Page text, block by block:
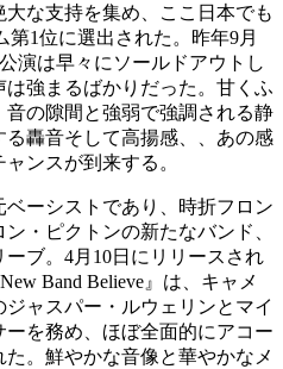
な支持を集め、ここ日本でも
第1位に選出された。昨年9月
演は早々にソールドアウトし
強まるばかりだった。甘くふ
の隙間と強弱で強調される静
轟音そして高揚感、、あの感
ンスが到来する。
ーシストであり、時折フロン
・ピクトンの新たなバンド、
ブ。4月10日にリリースされ
Band Believe』は、キャメ
ャスパー・ルウェリンとマイ
を務め、ほぼ全面的にアコー
。鮮やかな音像と華やかなメ